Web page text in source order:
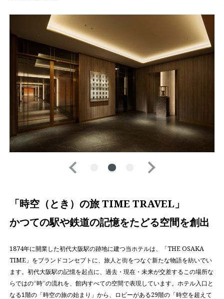
「時空（とき）の旅 TIME TRAVEL」
かつての駅や鉄道の記憶をたどる空間を創出
1874年に開業した初代大阪駅の跡地に建つ当ホテルは、「THE OSAKA
TIME」をブランドコンセプトに、旅人と街をつなぐ新たな物語を紡いでい
ます。初代大阪駅の記憶を起点に、過去・現在・未来が交差するこの場所な
らではの“時”の流れを、館内すべての空間で表現しています。ホテル入口と
なる1階の「時空の旅の始まり」から、ロビーがある29階の「時空を超えて